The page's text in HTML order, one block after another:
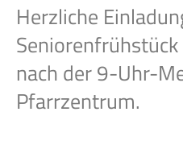
Herzliche
nach der 9-Uhr-
Pfarrzentrum.